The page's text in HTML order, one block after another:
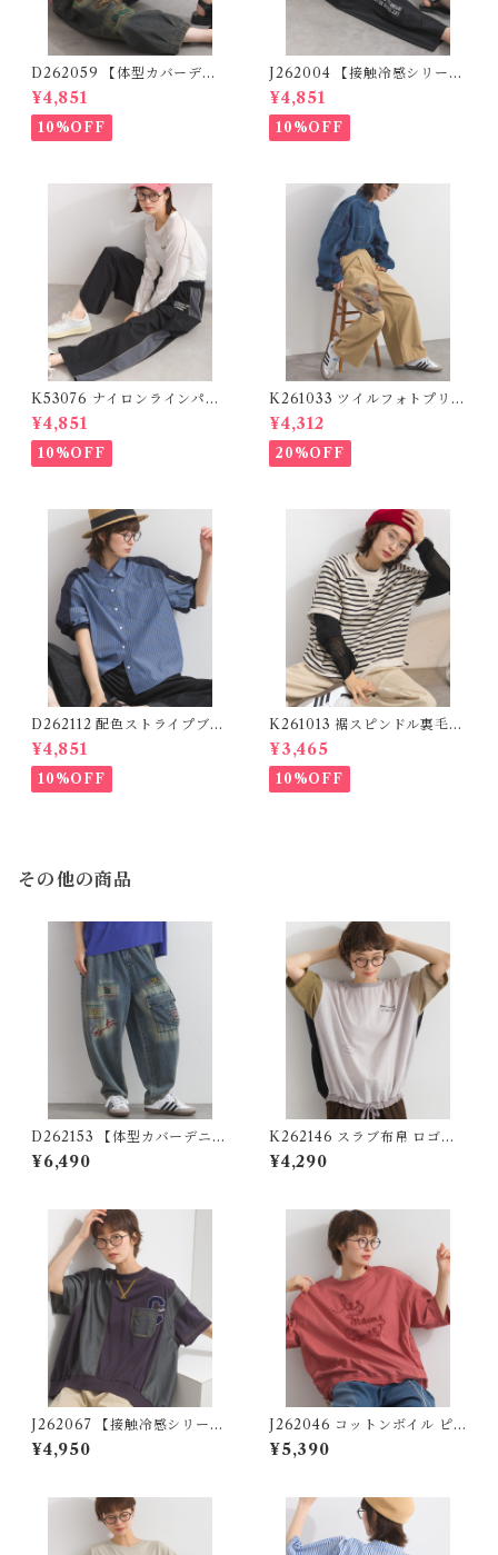
D262059 【体型カバーデニ
ムシリーズ】 パッチワークロ
ゴデニムパンツ / Patchwork
Logo Denim Pants
¥4,851
10%OFF
J262004 【接触冷感シリー
ズ】 ツイルワーク風ロゴパン
ツ / Cool Touch Twill Work
Logo Pants (残りわずか)
¥4,851
10%OFF
K53076 ナイロンラインパン
ツ / Nylon Line Pants (残り
わずか)
¥4,851
10%OFF
K261033 ツイルフォトプリン
トイージーテーパードパンツ /
Twill Photo Print Easy Tap
ered Pants
¥4,312
20%OFF
D262112 配色ストライプブラ
ウス / Color Block Stripe R
elaxed Blouse 【re-stock】
¥4,851
10%OFF
K261013 裾スピンドル裏毛カ
ットベスト / Drawstring He
m Sweat Cut Vest
¥3,465
10%OFF
その他の商品
D262153 【体型カバーデニム
シリーズ】 刺繍デザインデニ
ムパンツ / Embroidered De
¥6,490
K262146 スラブ布帛 ロゴプ
リントコクーンTブラウス / Sl
ub Cotton Cocoon-Silhoue
¥4,290
J262067 【接触冷感シリー
ズ】 カノコ デニム使いリメイ
ク風プルオーバー (セットアッ
h Denim Details (Matching
Set Available)
¥4,950
J262046 コットンボイル ピ
グメント加工 コクーンTブラ
ウス / Pigment-Dyed Cotto
¥5,390